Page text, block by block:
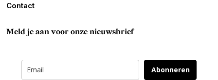
Contact
Meld je aan voor onze nieuwsbrief
Abonneren